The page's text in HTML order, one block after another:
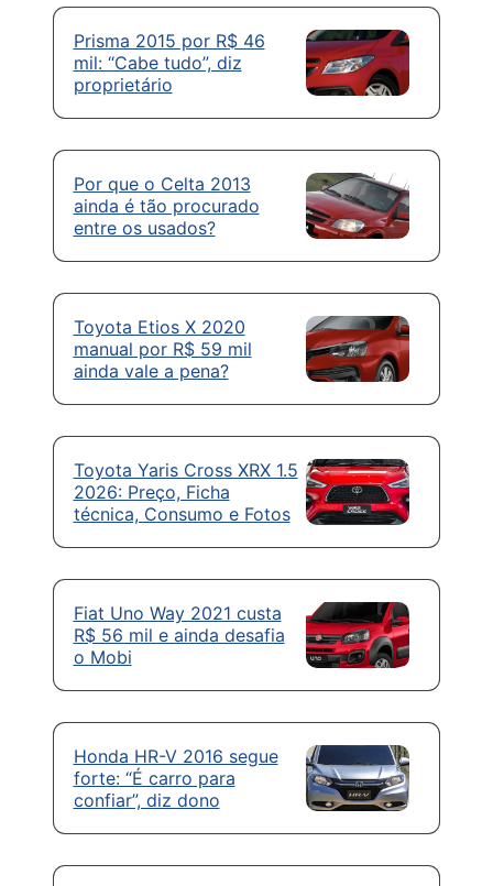
Prisma 2015 por R$ 46
mil: “Cabe tudo”, diz
proprietário
Por que o Celta 2013
ainda é tão procurado
entre os usados?
Toyota Etios X 2020
manual por R$ 59 mil
ainda vale a pena?
Toyota Yaris Cross XRX 1.5
2026: Preço, Ficha
técnica, Consumo e Fotos
Fiat Uno Way 2021 custa
R$ 56 mil e ainda desafia
o Mobi
Honda HR-V 2016 segue
forte: “É carro para
confiar”, diz dono